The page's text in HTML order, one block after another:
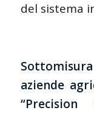
del sistema
aziende